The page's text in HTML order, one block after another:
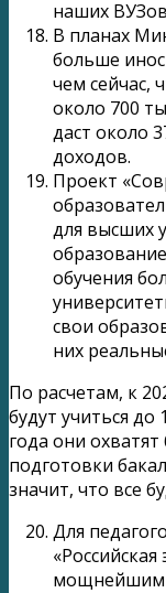
наших
В планах
больше
чем сейчас,
около 700
даст около
доходов.
Проект
для высших
обучения
свои
них
По расчетам, к
будут учиться
года они
подготовки
значит, что все
Для
мощнейшим